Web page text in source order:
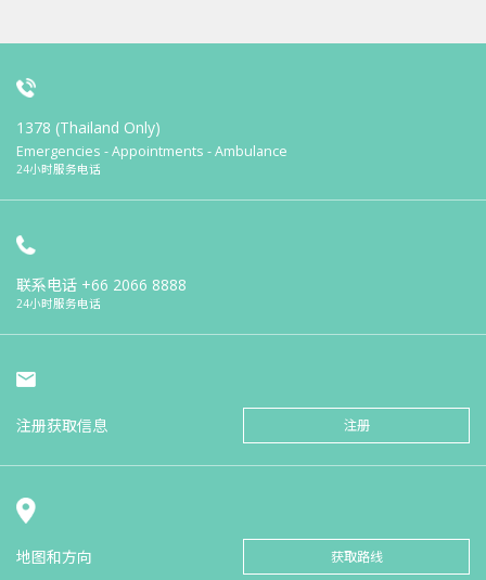
1378 (Thailand Only)
Emergencies - Appointments - Ambulance
24小时服务电话
联系电话 +66 2066 8888
24小时服务电话
注册获取信息 注册
地图和方向 获取路线